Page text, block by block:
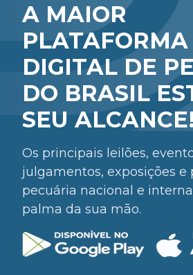
A MAIOR
PLATAFORMA
DIGITAL DE
DO BRASIL
SEU ALCANCE!
Os principais leilões,
julgamentos, exposições e
pecuária nacional e
palma da sua mão.